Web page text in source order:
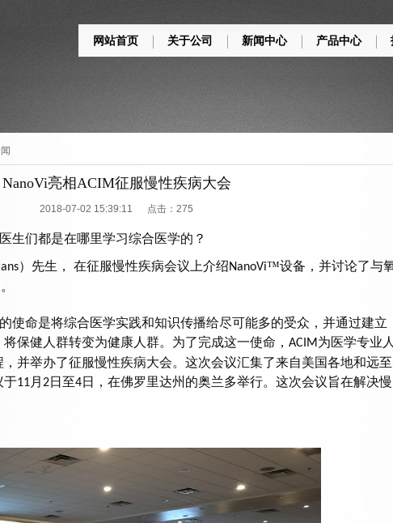
网站首页 关于公司 新闻中心 产品中心
NanoVi亮相ACIM征服慢性疾病大会
2018-07-02 15:39:11 点击： 275
们都是在哪里学习综合医学的？
）先生， 在征服慢性疾病会议上介绍NanoVi™设备，并讨论了与
使命是将综合医学实践和知识传播给尽可能多的受众，并通过建立
保健人群转变为健康人群。为了完成这一使命， ACIM为医学专业
并举办了征服慢性疾病大会。这次会议汇集了来自美国各地和远至
于11月 2日至4日，在佛罗里达州的奥兰多举行。这次会议旨在解决慢